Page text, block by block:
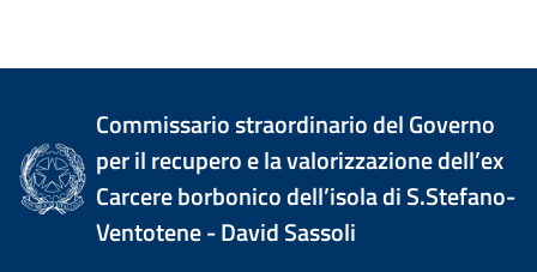
Tutti i contenuti della pagina
Commissario straordinario del Governo
per il recupero e la valorizzazione dell’ex
Carcere borbonico dell’isola di S.Stefano-
Ventotene - David Sassoli